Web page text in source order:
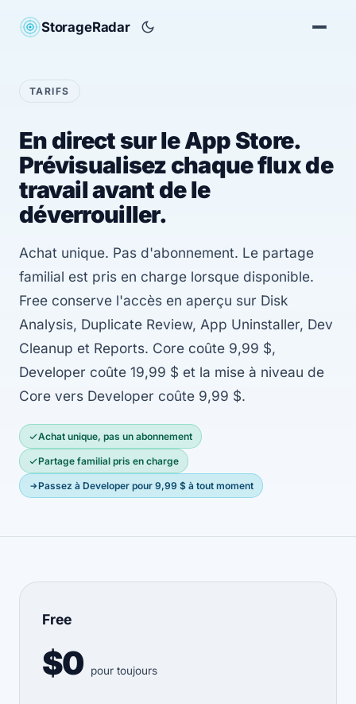
StorageRadar
TARIFS
En direct sur le App Store.
Prévisualisez chaque flux de
travail avant de le
déverrouiller.
Achat unique. Pas d'abonnement. Le partage
familial est pris en charge lorsque disponible.
Free conserve l'accès en aperçu sur Disk
Analysis, Duplicate Review, App Uninstaller, Dev
Cleanup et Reports. Core coûte 9,99 $,
Developer coûte 19,99 $ et la mise à niveau de
Core vers Developer coûte 9,99 $.
Achat unique, pas un abonnement
Partage familial pris en charge
Passez à Developer pour 9,99 $ à tout moment
Free
$0 pour toujours